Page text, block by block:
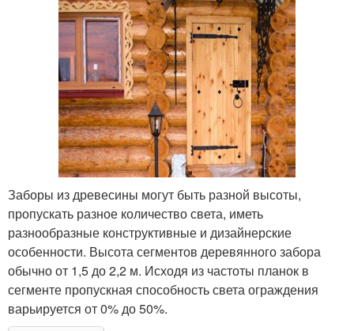
Заборы из древесины могут быть разной высоты,
пропускать разное количество света, иметь
разнообразные конструктивные и дизайнерские
особенности. Высота сегментов деревянного забора
обычно от 1,5 до 2,2 м. Исходя из частоты планок в
сегменте пропускная способность света ограждения
варьируется от 0% до 50%.